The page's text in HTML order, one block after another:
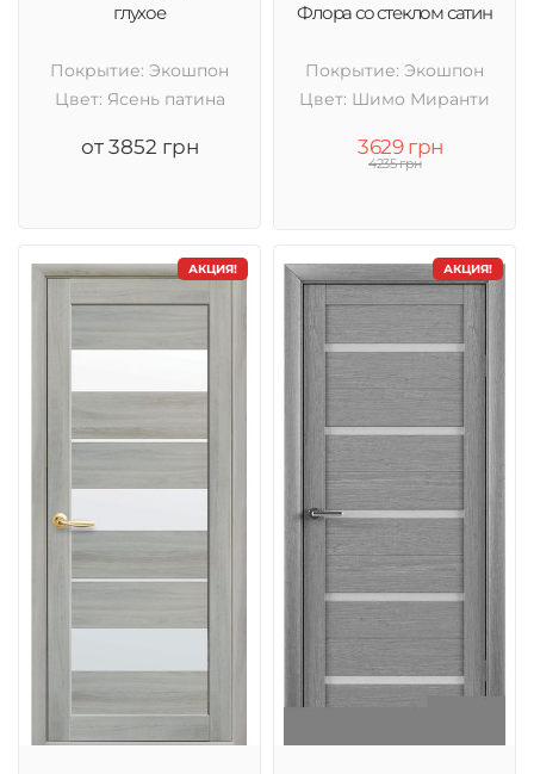
глухое
Покрытие: Экошпон
Цвет: Ясень патина
от 3852 грн
Флора со стеклом сатин
Покрытие: Экошпон
Цвет: Шимо Миранти
3629 грн
4235 грн
АКЦИЯ! АКЦИЯ!